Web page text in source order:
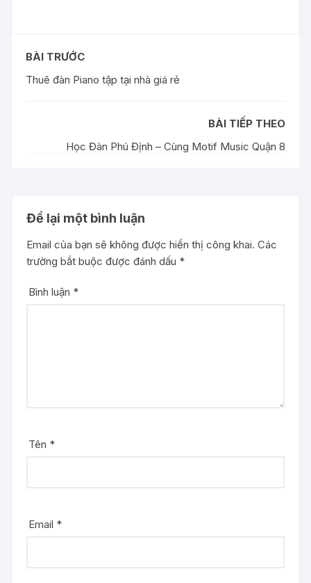
BÀI TRƯỚC
Thuê đàn Piano tập tại nhà giá rẻ
BÀI TIẾP THEO
Học Đàn Phú Định – Cùng Motif Music Quận 8
Để lại một bình luận
Email của bạn sẽ không được hiển thị công khai. Các
trường bắt buộc được đánh dấu *
Bình luận *
Tên *
Email *